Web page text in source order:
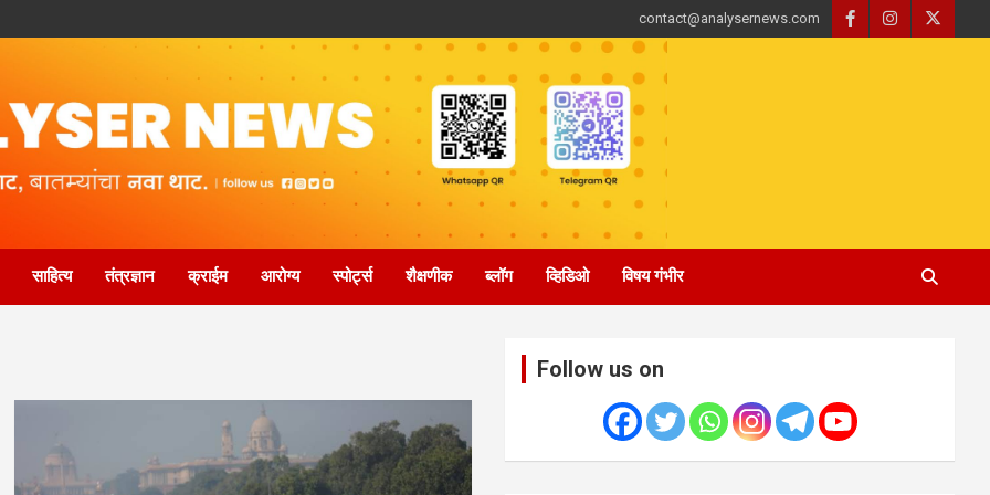
contact@analysernews.com
साहित्य तंत्रज्ञान क्राईम आरोग्य स्पोर्ट्स शैक्षणीक ब्लॉग व्हिडिओ विषय गंभीर
Follow us on